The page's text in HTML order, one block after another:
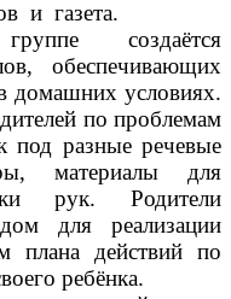
и газета.
создаётся
обеспечивающих
домашних условиях.
по проблемам
под разные речевые
материалы для
рук. Родители
для реализации
плана действий по
ребёнка.